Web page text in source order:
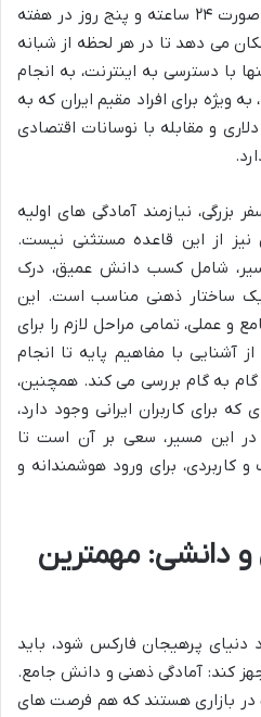
تبدیل کرده است. این بازار به صورت ۲۴ ساعته و پنج روز در هفته
می دهد تا در هر لحظه از شبانه
با دسترسی به اینترنت، به انجام
به ویژه برای افراد مقیم ایران که به
و مقابله با نوسانات اقتصادی
بزرگی، نیازمند آمادگی های اولیه
از این قاعده مستثنی نیست.
شامل کسب دانش عمیق، درک
ساختار ذهنی مناسب است. این
و عملی، تمامی مراحل لازم را برای
آشنایی با مفاهیم پایه تا انجام
به گام بررسی می کند. همچنین،
برای کاربران ایرانی وجود دارد،
در این مسیر، سعی بر آن است تا
کاربردی، برای ورود هوشمندانه و
دانشی: مهمترین
دنیای پرهیجان فارکس شود، باید
کند: آمادگی ذهنی و دانش جامع.
در بازاری هستند که هم فرصت های